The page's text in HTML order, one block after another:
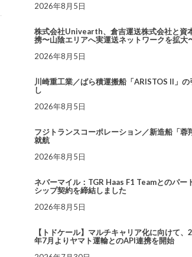
2026年8月5日
株式会社Univearth、倉吉運送株式会社と資
携〜山陰エリアへ実運送ネットワークを拡大
2026年8月5日
川崎重工業／ばら積運搬船「ARISTOS II」の
し
2026年8月5日
フジトランスコーポレーション／新造船「蓉
就航
2026年8月5日
ネバーマイル：TGR Haas F1 Teamとのパー
シップ契約を締結しました
2026年8月5日
【トドケール】マルチキャリア化に向けて、
年7月よりヤマト運輸とのAPI連携を開始